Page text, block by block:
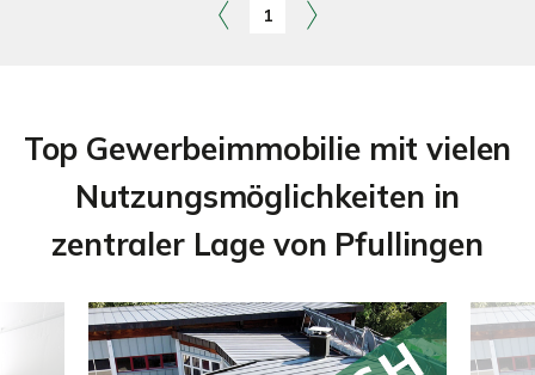
1
Top Gewerbeimmobilie mit vielen
Nutzungsmöglichkeiten in
zentraler Lage von Pfullingen